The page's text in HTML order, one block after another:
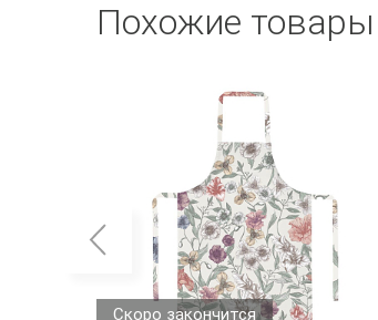
Похожие товары
Скоро закончится